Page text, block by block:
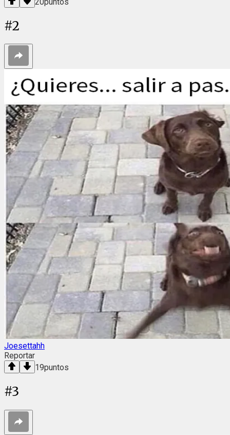
#2
Joesettahh
Reportar
19puntos
#3